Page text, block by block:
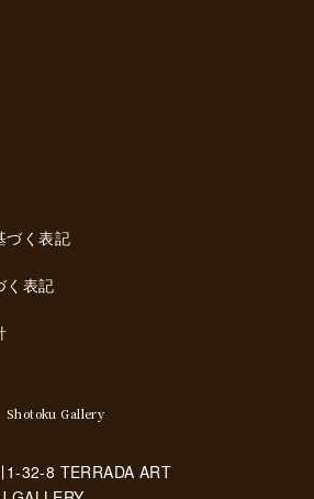
づく表記
く表記
Shotoku Gallery
1-32-8 TERRADA ART